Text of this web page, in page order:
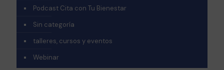
Podcast Cita con Tu Bienestar
Sin categoría
talleres, cursos y eventos
Webinar